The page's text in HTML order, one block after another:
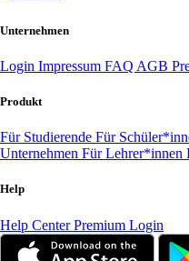
Unternehmen
Login Impressum FAQ AGB
Produkt
Für Studierende Für
Unternehmen Für Lehrer*innen
Help
Help CenterPremium Login